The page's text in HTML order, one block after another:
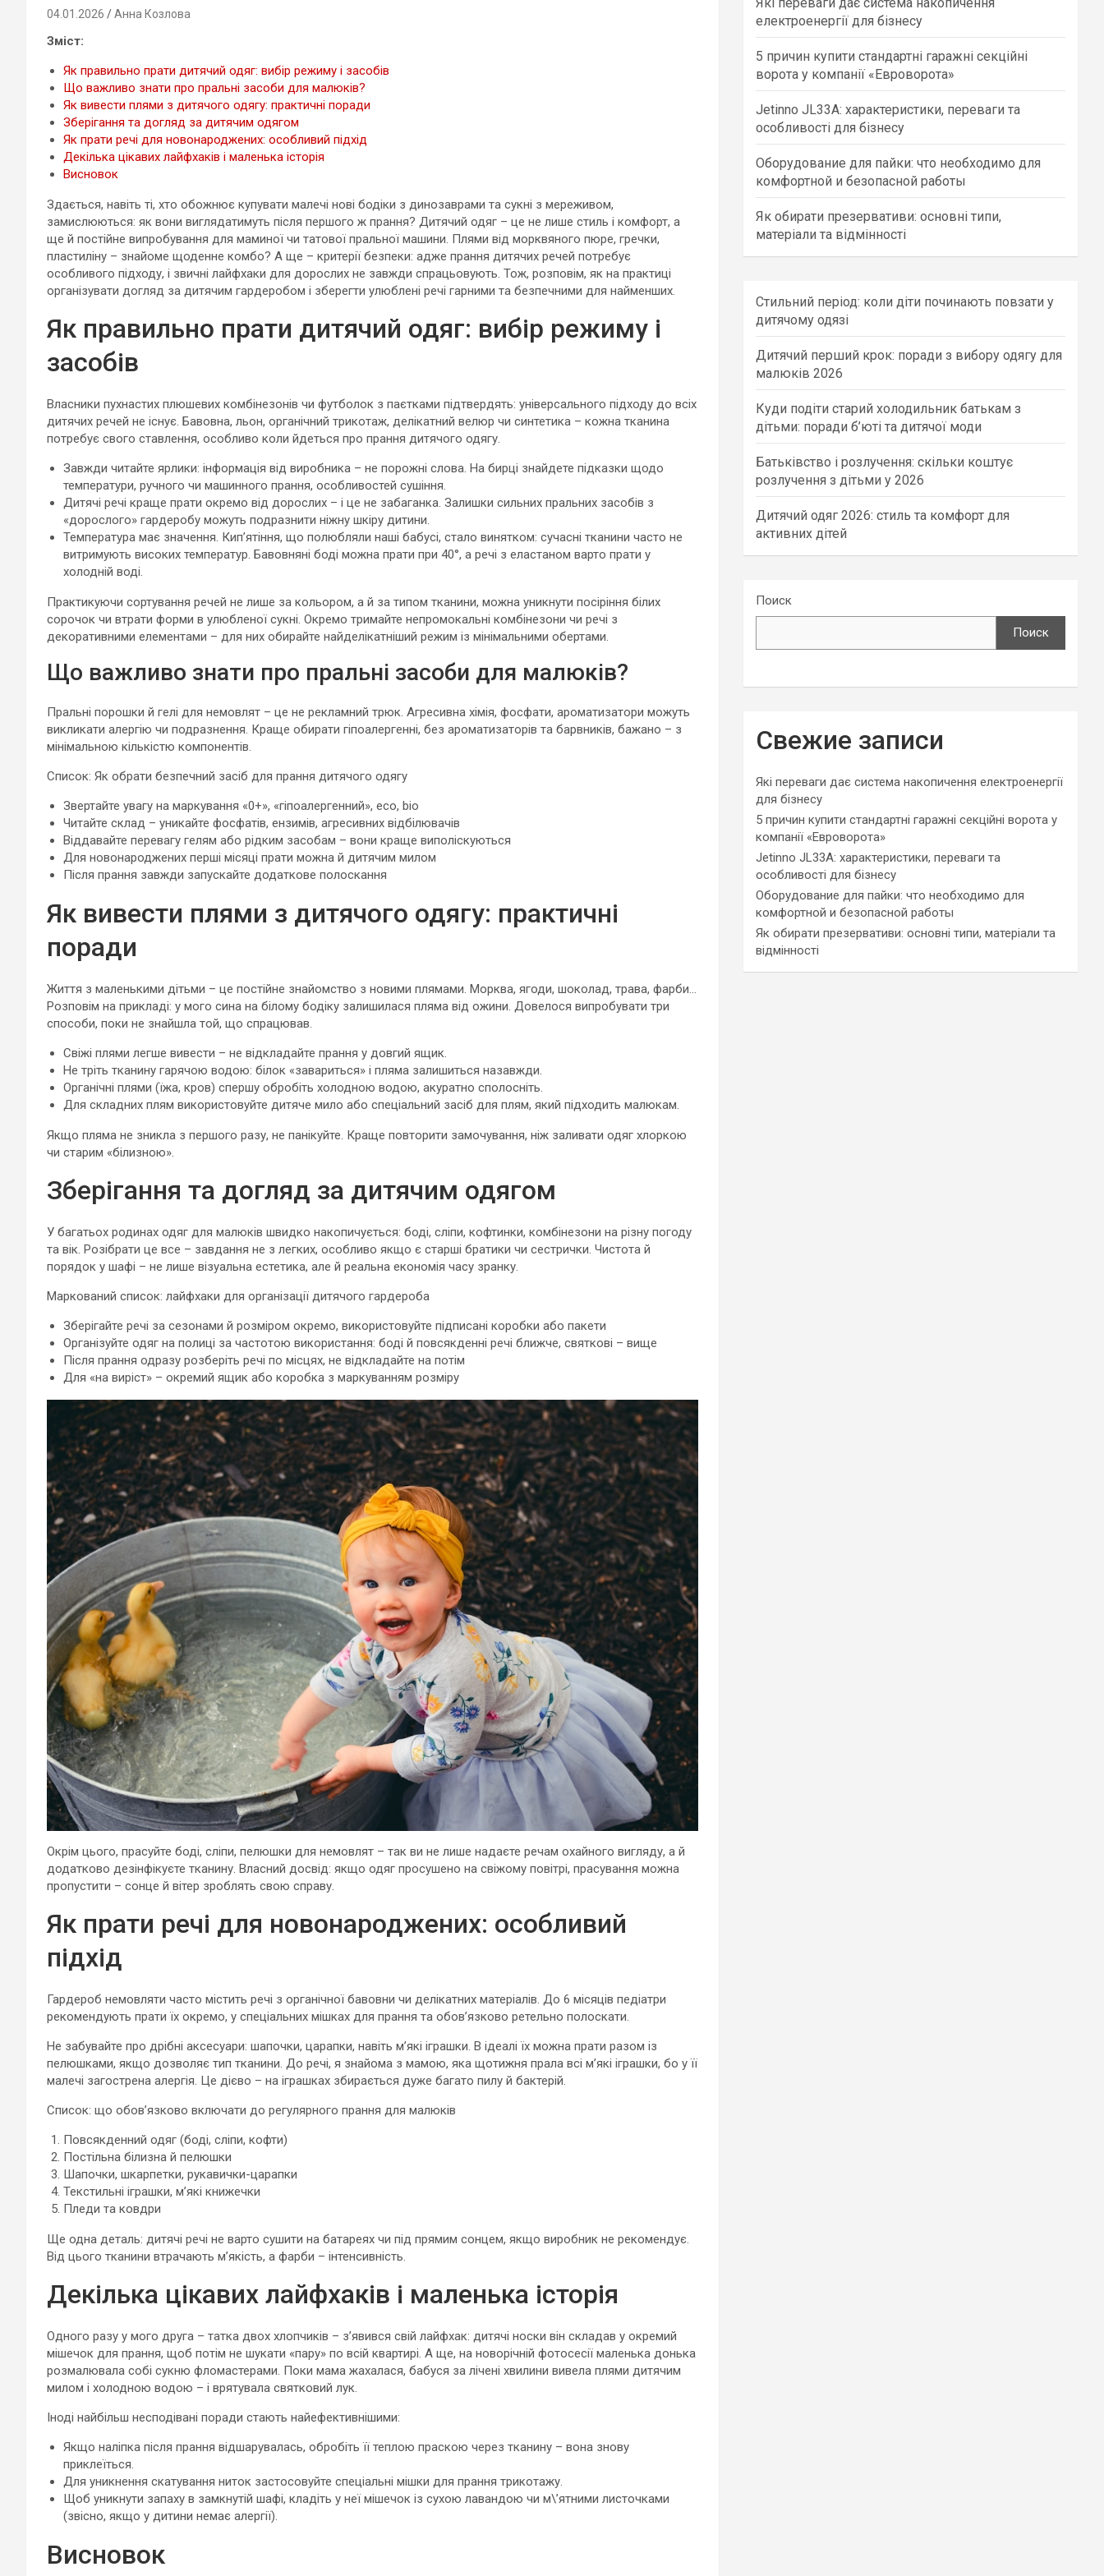
04.01.2026 Анна Козлова
Зміст:
Як правильно прати дитячий одяг: вибір режиму і засобів
Що важливо знати про пральні засоби для малюків?
Як вивести плями з дитячого одягу: практичні поради
Зберігання та догляд за дитячим одягом
Як прати речі для новонароджених: особливий підхід
Декілька цікавих лайфхаків і маленька історія
Висновок
Здається, навіть ті, хто обожнює купувати малечі нові бодіки з динозаврами та сукні з мереживом,
замислюються: як вони виглядатимуть після першого ж прання? Дитячий одяг – це не лише стиль і комфорт, а
ще й постійне випробування для маминої чи татової пральної машини. Плями від морквяного пюре, гречки,
пластиліну – знайоме щоденне комбо? А ще – критерії безпеки: адже прання дитячих речей потребує
особливого підходу, і звичні лайфхаки для дорослих не завжди спрацьовують. Тож, розповім, як на практиці
організувати догляд за дитячим гардеробом і зберегти улюблені речі гарними та безпечними для найменших.
Як правильно прати дитячий одяг: вибір режиму і
засобів
Власники пухнастих плюшевих комбінезонів чи футболок з паєтками підтвердять: універсального підходу до всіх
дитячих речей не існує. Бавовна, льон, органічний трикотаж, делікатний велюр чи синтетика – кожна тканина
потребує свого ставлення, особливо коли йдеться про прання дитячого одягу.
Завжди читайте ярлики: інформація від виробника – не порожні слова. На бирці знайдете підказки щодо
температури, ручного чи машинного прання, особливостей сушіння.
Дитячі речі краще прати окремо від дорослих – і це не забаганка. Залишки сильних пральних засобів з
«дорослого» гардеробу можуть подразнити ніжну шкіру дитини.
Температура має значення. Кип’ятіння, що полюбляли наші бабусі, стало винятком: сучасні тканини часто не
витримують високих температур. Бавовняні боді можна прати при 40°, а речі з еластаном варто прати у
холодній воді.
Практикуючи сортування речей не лише за кольором, а й за типом тканини, можна уникнути посіріння білих
сорочок чи втрати форми в улюбленої сукні. Окремо тримайте непромокальні комбінезони чи речі з
декоративними елементами – для них обирайте найделікатніший режим із мінімальними обертами.
Що важливо знати про пральні засоби для малюків?
Пральні порошки й гелі для немовлят – це не рекламний трюк. Агресивна хімія, фосфати, ароматизатори можуть
викликати алергію чи подразнення. Краще обирати гіпоалергенні, без ароматизаторів та барвників, бажано – з
мінімальною кількістю компонентів.
Список: Як обрати безпечний засіб для прання дитячого одягу
Звертайте увагу на маркування «0+», «гіпоалергенний», eco, bio
Читайте склад – уникайте фосфатів, ензимів, агресивних відбілювачів
Віддавайте перевагу гелям або рідким засобам – вони краще виполіскуються
Для новонароджених перші місяці прати можна й дитячим милом
Після прання завжди запускайте додаткове полоскання
Як вивести плями з дитячого одягу: практичні
поради
Життя з маленькими дітьми – це постійне знайомство з новими плямами. Морква, ягоди, шоколад, трава, фарби…
Розповім на прикладі: у мого сина на білому бодіку залишилася пляма від ожини. Довелося випробувати три
способи, поки не знайшла той, що спрацював.
Свіжі плями легше вивести – не відкладайте прання у довгий ящик.
Не тріть тканину гарячою водою: білок «завариться» і пляма залишиться назавжди.
Органічні плями (їжа, кров) спершу обробіть холодною водою, акуратно сполосніть.
Для складних плям використовуйте дитяче мило або спеціальний засіб для плям, який підходить малюкам.
Якщо пляма не зникла з першого разу, не панікуйте. Краще повторити замочування, ніж заливати одяг хлоркою
чи старим «білизною».
Зберігання та догляд за дитячим одягом
У багатьох родинах одяг для малюків швидко накопичується: боді, сліпи, кофтинки, комбінезони на різну погоду
та вік. Розібрати це все – завдання не з легких, особливо якщо є старші братики чи сестрички. Чистота й
порядок у шафі – не лише візуальна естетика, але й реальна економія часу зранку.
Маркований список: лайфхаки для організації дитячого гардероба
Зберігайте речі за сезонами й розміром окремо, використовуйте підписані коробки або пакети
Організуйте одяг на полиці за частотою використання: боді й повсякденні речі ближче, святкові – вище
Після прання одразу розберіть речі по місцях, не відкладайте на потім
Для «на виріст» – окремий ящик або коробка з маркуванням розміру
Окрім цього, прасуйте боді, сліпи, пелюшки для немовлят – так ви не лише надаєте речам охайного вигляду, а й
додатково дезінфікуєте тканину. Власний досвід: якщо одяг просушено на свіжому повітрі, прасування можна
пропустити – сонце й вітер зроблять свою справу.
Як прати речі для новонароджених: особливий
підхід
Гардероб немовляти часто містить речі з органічної бавовни чи делікатних матеріалів. До 6 місяців педіатри
рекомендують прати їх окремо, у спеціальних мішках для прання та обов’язково ретельно полоскати.
Не забувайте про дрібні аксесуари: шапочки, царапки, навіть м’які іграшки. В ідеалі їх можна прати разом із
пелюшками, якщо дозволяє тип тканини. До речі, я знайома з мамою, яка щотижня прала всі м’які іграшки, бо у її
малечі загострена алергія. Це дієво – на іграшках збирається дуже багато пилу й бактерій.
Список: що обов’язково включати до регулярного прання для малюків
Повсякденний одяг (боді, сліпи, кофти)
Постільна білизна й пелюшки
Шапочки, шкарпетки, рукавички-царапки
Текстильні іграшки, м’які книжечки
Пледи та ковдри
Ще одна деталь: дитячі речі не варто сушити на батареях чи під прямим сонцем, якщо виробник не рекомендує.
Від цього тканини втрачають м’якість, а фарби – інтенсивність.
Декілька цікавих лайфхаків і маленька історія
Одного разу у мого друга – татка двох хлопчиків – з’явився свій лайфхак: дитячі носки він складав у окремий
мішечок для прання, щоб потім не шукати «пару» по всій квартирі. А ще, на новорічній фотосесії маленька донька
розмалювала собі сукню фломастерами. Поки мама жахалася, бабуся за лічені хвилини вивела плями дитячим
милом і холодною водою – і врятувала святковий лук.
Іноді найбільш несподівані поради стають найефективнішими:
Якщо наліпка після прання відшарувалась, обробіть її теплою праскою через тканину – вона знову
приклеїться.
Для уникнення скатування ниток застосовуйте спеціальні мішки для прання трикотажу.
Щоб уникнути запаху в замкнутій шафі, кладіть у неї мішечок із сухою лавандою чи м\’ятними листочками
(звісно, якщо у дитини немає алергії).
Висновок
h
електроенергії для бізнесу
5 причин купити стандартні гаражні секційні
ворота у компанії «Евроворота»
Jetinno JL33A: характеристики, переваги та
особливості для бізнесу
Оборудование для пайки: что необходимо для
комфортной и безопасной работы
Як обирати презервативи: основні типи,
матеріали та відмінності
Стильний період: коли діти починають повзати у
дитячому одязі
Дитячий перший крок: поради з вибору одягу для
малюків 2026
Куди подіти старий холодильник батькам з
дітьми: поради б’юті та дитячої моди
Батьківство і розлучення: скільки коштує
розлучення з дітьми у 2026
Дитячий одяг 2026: стиль та комфорт для
активних дітей
Поиск
Поиск
Свежие записи
Які переваги дає система накопичення електроенергії
для бізнесу
5 причин купити стандартні гаражні секційні ворота у
компанії «Евроворота»
Jetinno JL33A: характеристики, переваги та
особливості для бізнесу
Оборудование для пайки: что необходимо для
комфортной и безопасной работы
Як обирати презервативи: основні типи, матеріали та
відмінності